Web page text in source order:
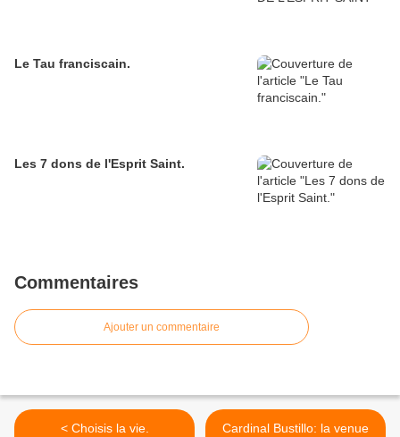
Le Tau franciscain.
Les 7 dons de l'Esprit Saint.
Commentaires
Ajouter un commentaire
< Choisis la vie.
Cardinal Bustillo: la venue